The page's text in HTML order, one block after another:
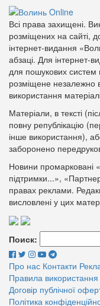
Всі права захищені.
розміщених на сайті,
інтернет-видання
абзаці. Для інтернет-
для пошукових систем
розміщене незалежно
використання
Матеріали, в тексті
повну републікацію
інше використання),
заборонено
Новини промарковані
підтримки...»,
правах реклами.
висловлені у цих
Поиск:
Про нас Контакти
Правила використання
Договір публічної
Політика